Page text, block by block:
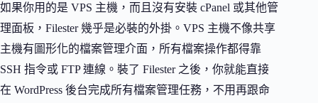
如果你用的是 VPS 主機，而且沒有安裝 cPanel 或其他管
理面板，Filester 幾乎是必裝的外掛。VPS 主機不像共享
主機有圖形化的檔案管理介面，所有檔案操作都得靠
SSH 指令或 FTP 連線。裝了 Filester 之後，你就能直接
在 WordPress 後台完成所有檔案管理任務，不用再跟命